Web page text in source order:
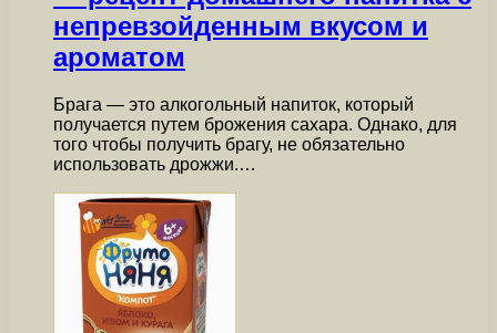
непревзойденным вкусом и
ароматом
Брага — это алкогольный напиток, который
получается путем брожения сахара. Однако, для
того чтобы получить брагу, не обязательно
использовать дрожжи.…